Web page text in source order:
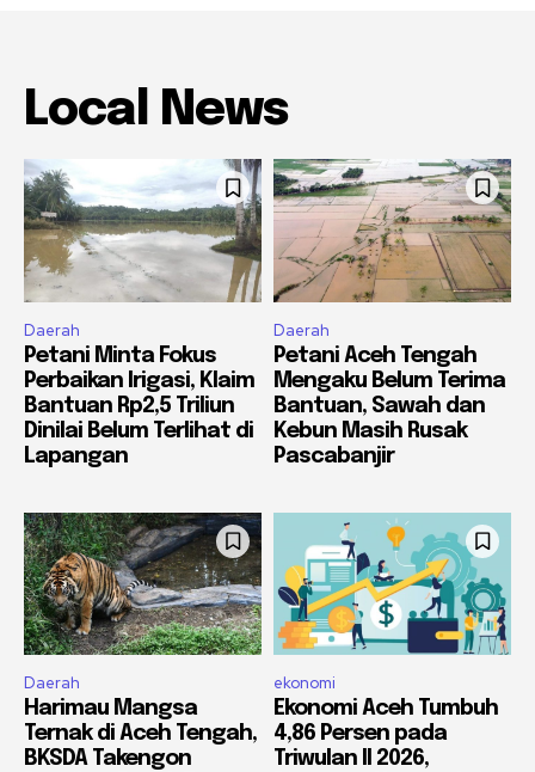
Local News
Daerah
Petani Minta Fokus
Perbaikan Irigasi, Klaim
Bantuan Rp2,5 Triliun
Dinilai Belum Terlihat di
Lapangan
Daerah
Petani Aceh Tengah
Mengaku Belum Terima
Bantuan, Sawah dan
Kebun Masih Rusak
Pascabanjir
Daerah
Harimau Mangsa
Ternak di Aceh Tengah,
BKSDA Takengon
ekonomi
Ekonomi Aceh Tumbuh
4,86 Persen pada
Triwulan II 2026,